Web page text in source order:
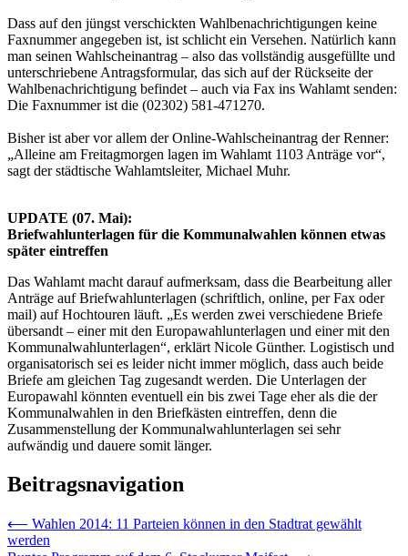
Dass auf den jüngst verschickten Wahlbenachrichtigungen keine
Faxnummer angegeben ist, ist schlicht ein Versehen. Natürlich kann
man seinen Wahlscheinantrag – also das vollständig ausgefüllte und
unterschriebene Antragsformular, das sich auf der Rückseite der
Wahlbenachrichtigung befindet – auch via Fax ins Wahlamt senden:
Die Faxnummer ist die (02302) 581-471270.
Bisher ist aber vor allem der Online-Wahlscheinantrag der Renner:
„Alleine am Freitagmorgen lagen im Wahlamt 1103 Anträge vor“,
sagt der städtische Wahlamtsleiter, Michael Muhr.
UPDATE (07. Mai):
Briefwahlunterlagen für die Kommunalwahlen können etwas
später eintreffen
Das Wahlamt macht darauf aufmerksam, dass die Bearbeitung aller
Anträge auf Briefwahlunterlagen (schriftlich, online, per Fax oder
mail) auf Hochtouren läuft. „Es werden zwei verschiedene Briefe
übersandt – einer mit den Europawahlunterlagen und einer mit den
Kommunalwahlunterlagen“, erklärt Nicole Günther. Logistisch und
organisatorisch sei es leider nicht immer möglich, dass auch beide
Briefe am gleichen Tag zugesandt werden. Die Unterlagen der
Europawahl könnten eventuell ein bis zwei Tage eher als die der
Kommunalwahlen in den Briefkästen eintreffen, denn die
Zusammenstellung der Kommunalwahlunterlagen sei sehr
aufwändig und dauere somit länger.
Beitragsnavigation
⟵ Wahlen 2014: 11 Parteien können in den Stadtrat gewählt
werden